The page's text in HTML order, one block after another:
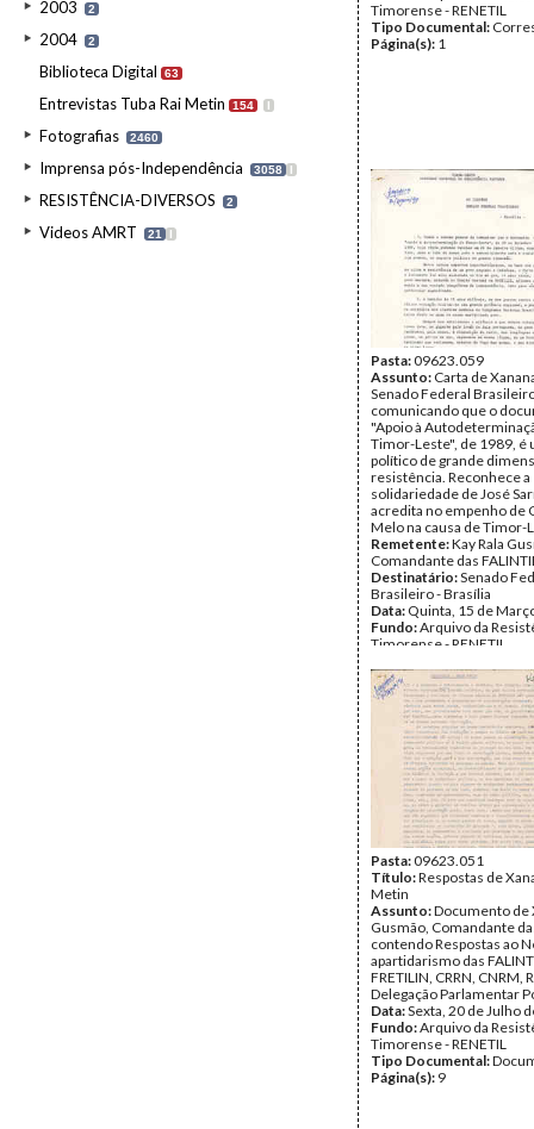
2003 2
2004 2
Biblioteca Digital 63
Entrevistas Tuba Rai Metin 154 I
Fotografias 2460
Imprensa pós-Independência 3058 I
RESISTÊNCIA-DIVERSOS 2
Videos AMRT 21 I
Timorense - RENETIL
Tipo Documental:
Página(s): 1
Pasta:09623.059
Assunto: Carta de
Senado Federal
comunicando que o
"Apoio à
Timor-Leste", de 1989, é
político de grande
resistência. Reconhece a
solidariedade de José
acredita no empenho de
Melo na causa de Timor-
Remetente:Kay Rala
Comandante das
Destinatário:Senado
Brasileiro - Brasília
Data: Quinta, 15 de
Fundo:Arquivo da
Timorense - RENETIL
Página(s):2
Pasta:09623.051
Título:Respostas de
Metin
Assunto:Documento de
Gusmão, Comandante
contendo Respostas ao
apartidarismo das
FRETILIN, CRRN, CNRM,
Delegação Parlamentar
Data:Sexta, 20 de Julho
Fundo:Arquivo da
Timorense - RENETIL
Tipo Documental:
Página(s): 9